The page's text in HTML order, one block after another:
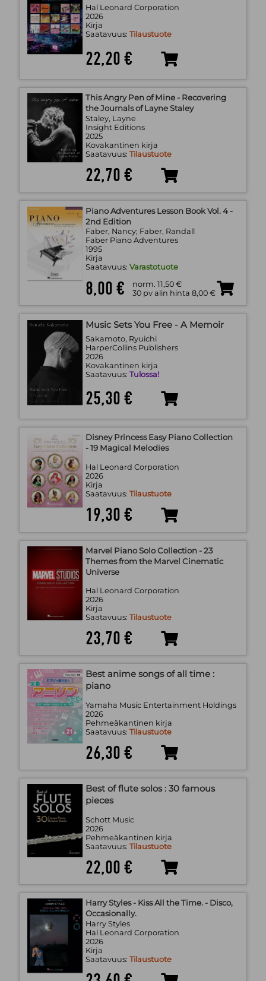
Hal Leonard Corporation
2026
Kirja
Saatavuus: Tilaustuote
22,20 €
This Angry Pen of Mine - Recovering
the Journals of Layne Staley
Staley, Layne
Insight Editions
2025
Kovakantinen kirja
Saatavuus: Tilaustuote
22,70 €
Piano Adventures Lesson Book Vol. 4 -
2nd Edition
Faber, Nancy; Faber, Randall
Faber Piano Adventures
1995
Kirja
Saatavuus: Varastotuote
norm. 11,50 €
30 pv alin hinta 8,00 €
8,00 €
Music Sets You Free - A Memoir
Sakamoto, Ryuichi
HarperCollins Publishers
2026
Kovakantinen kirja
Saatavuus: Tulossa!
25,30 €
Disney Princess Easy Piano Collection
- 19 Magical Melodies
Hal Leonard Corporation
2026
Kirja
Saatavuus: Tilaustuote
19,30 €
Marvel Piano Solo Collection - 23
Themes from the Marvel Cinematic
Universe
Hal Leonard Corporation
2026
Kirja
Saatavuus: Tilaustuote
23,70 €
Best anime songs of all time :
piano
Yamaha Music Entertainment Holdings
2026
Pehmeäkantinen kirja
Saatavuus: Tilaustuote
26,30 €
Best of flute solos : 30 famous
pieces
Schott Music
2026
Pehmeäkantinen kirja
Saatavuus: Tilaustuote
22,00 €
Harry Styles - Kiss All the Time. - Disco,
Occasionally.
Harry Styles
Hal Leonard Corporation
2026
Kirja
Saatavuus: Tilaustuote